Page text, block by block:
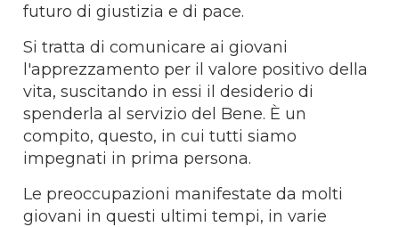
futuro di giustizia e di pace.
Si tratta di comunicare ai giovani
l'apprezzamento per il valore positivo della
vita, suscitando in essi il desiderio di
spenderla al servizio del Bene. È un
compito, questo, in cui tutti siamo
impegnati in prima persona.
Le preoccupazioni manifestate da molti
giovani in questi ultimi tempi, in varie